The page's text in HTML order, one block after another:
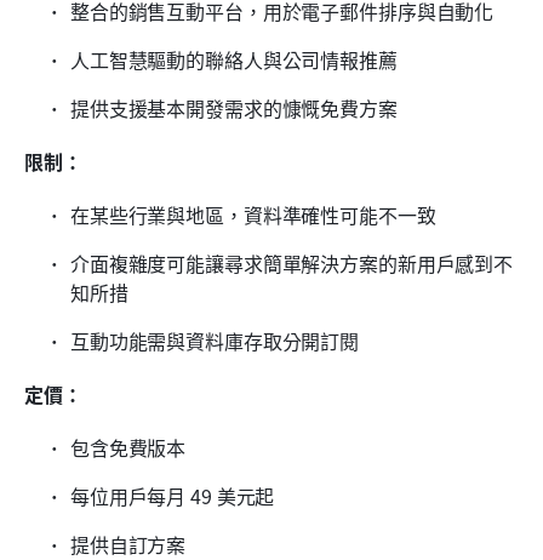
整合的銷售互動平台，用於電子郵件排序與自動化
人工智慧驅動的聯絡人與公司情報推薦
提供支援基本開發需求的慷慨免費方案
限制：
在某些行業與地區，資料準確性可能不一致
介面複雜度可能讓尋求簡單解決方案的新用戶感到不
知所措
互動功能需與資料庫存取分開訂閱
定價：
包含免費版本
每位用戶每月 49 美元起
提供自訂方案